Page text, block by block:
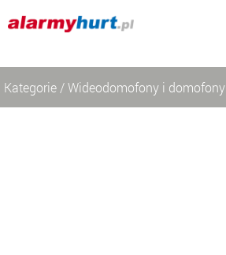
Kategorie /Wideodomofony i domofony